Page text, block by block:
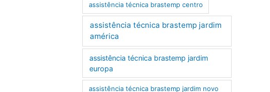
assistência técnica brastemp centro
assistência técnica brastemp jardim
américa
assistência técnica brastemp jardim
europa
assistência técnica brastemp jardim novo